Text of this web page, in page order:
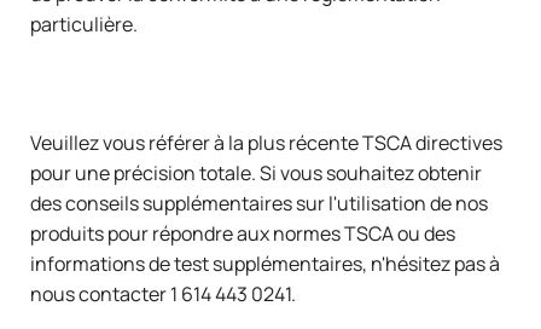
particulière.
Veuillez vous référer à la plus récenteTSCAdirectives
pour une précision totale. Si vous souhaitez obtenir
des conseils supplémentaires sur l'utilisation de nos
produits pour répondre aux normes TSCA ou des
informations de test supplémentaires, n'hésitez pas à
nous contacter1 614 443 0241.